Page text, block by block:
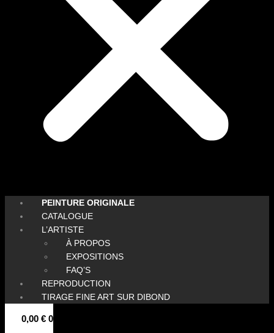
PEINTURE ORIGINALE
CATALOGUE
L’ARTISTE
À PROPOS
EXPOSITIONS
FAQ’S
REPRODUCTION
TIRAGE FINE ART SUR DIBOND
0,00 € 0